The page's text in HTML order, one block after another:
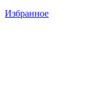
Избранное